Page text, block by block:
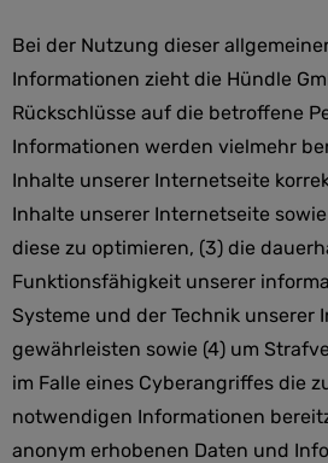
Bei der Nutzung dieser
Informationen zieht die Hündle
Rückschlüsse auf die betroffene
Informationen werden vielmehr
Inhalte unserer Internetseite
Inhalte unserer Internetseite
diese zu optimieren, (3) die
Funktionsfähigkeit unserer
Systeme und der Technik unserer
gewährleisten sowie (4) um
im Falle eines Cyberangriffes die
notwendigen Informationen
anonym erhobenen Daten und